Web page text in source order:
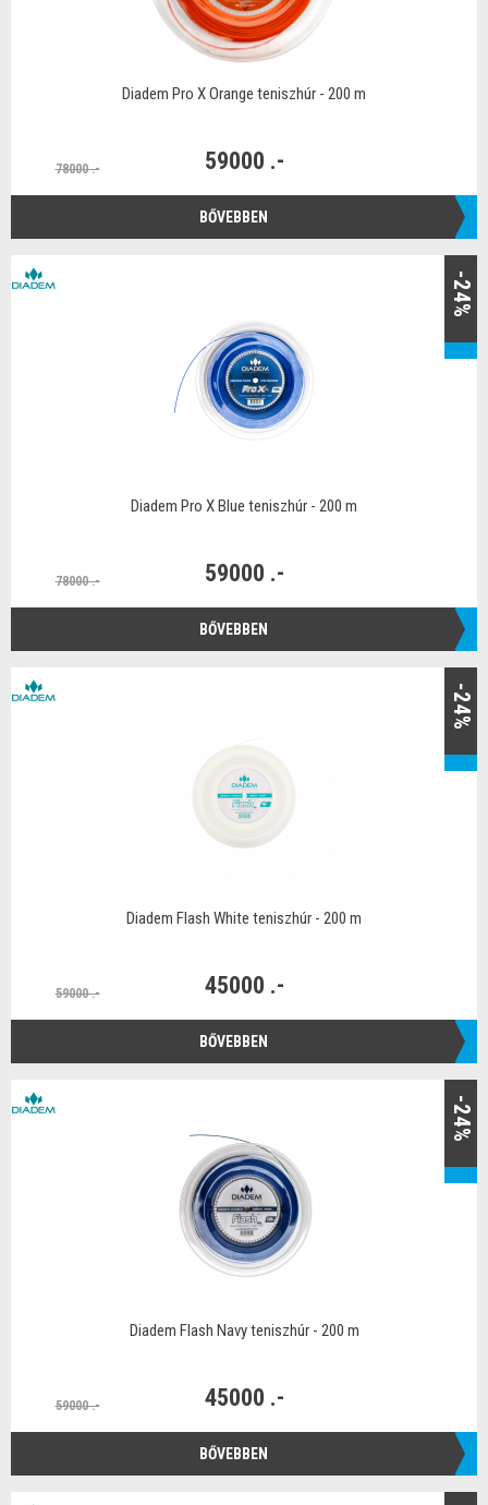
Diadem Pro X Orange teniszhúr - 200 m
78000 .- 59000 .-
BŐVEBBEN
-24%
Diadem Pro X Blue teniszhúr - 200 m
78000 .- 59000 .-
BŐVEBBEN
-24%
Diadem Flash White teniszhúr - 200 m
59000 .- 45000 .-
BŐVEBBEN
-24%
Diadem Flash Navy teniszhúr - 200 m
59000 .- 45000 .-
BŐVEBBEN